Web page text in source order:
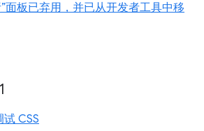
面板已弃用，并已从开发者工具中移
CSS